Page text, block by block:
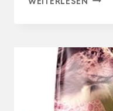
FÜR
100%